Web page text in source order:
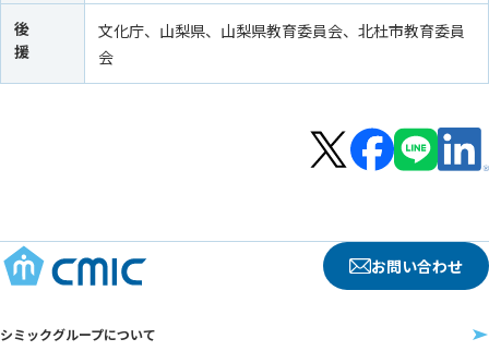
後
援
文化庁、山梨県、山梨県教育委員会、北杜市教育委員
会
お問い合わせ
シミックグループについて